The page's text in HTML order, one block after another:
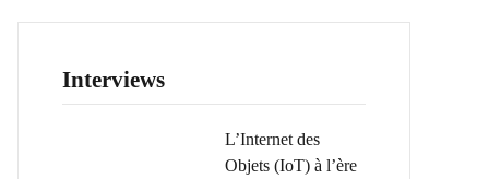
Interviews
L’Internet des
Objets (IoT) à l’ère